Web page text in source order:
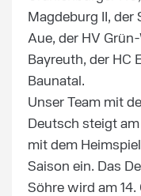
Magdeburg II, der
Aue, der HV
Bayreuth, der HC
Baunatal.
Unser Team mit
Deutsch steigt am
mit dem
Saison ein. Das
Söhre wird am 14.